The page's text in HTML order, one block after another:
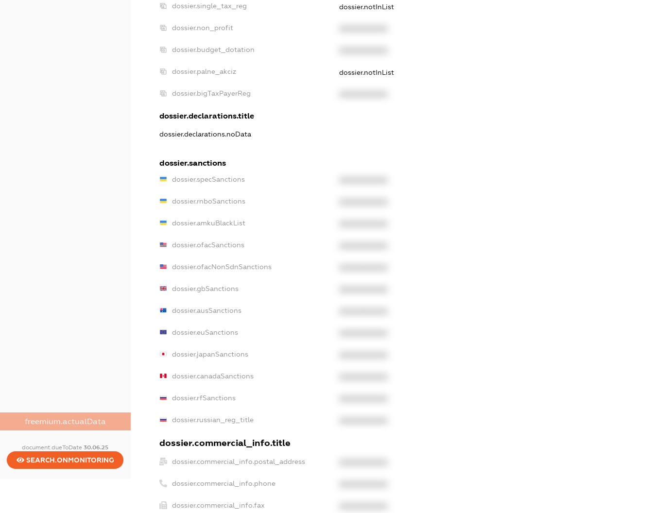
freemium.actualData
document.dueToDate30.06.25
SEARCH.ONMONITORING
dossier.single_tax_reg dossier.notInList
dossier.non_profit
dossier.budget_dotation
dossier.palne_akciz dossier.notInList
dossier.bigTaxPayerReg
dossier.declarations.title
dossier.declarations.noData
dossier.sanctions
dossier.specSanctions
dossier.rnboSanctions
dossier.amkuBlackList
dossier.ofacSanctions
dossier.ofacNonSdnSanctions
dossier.gbSanctions
dossier.ausSanctions
dossier.euSanctions
dossier.japanSanctions
dossier.canadaSanctions
dossier.rfSanctions
dossier.russian_reg_title
dossier.commercial_info.title
dossier.commercial_info.postal_address
dossier.commercial_info.phone
dossier.commercial_info.fax